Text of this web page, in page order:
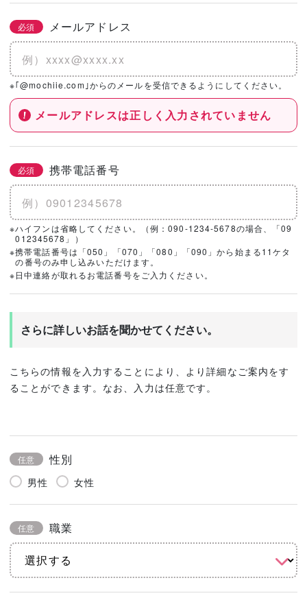
必須 メールアドレス
※｢@mochiie.com｣からのメールを受信できるようにしてください。
メールアドレスは正しく入力されていません
必須 携帯電話番号
※ハイフンは省略してください。（例：090-1234-5678の場合、「09
012345678」）
※携帯電話番号は「050」「070」「080」「090」から始まる11ケタ
の番号のみ申し込みいただけます。
※日中連絡が取れるお電話番号をご入力ください。
さらに詳しいお話を聞かせてください。
こちらの情報を入力することにより、より詳細なご案内をす
ることができます。なお、入力は任意です。
任意 性別
男性 女性
任意 職業